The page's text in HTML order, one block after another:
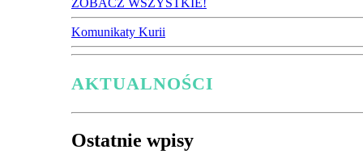
ZOBACZ WSZYSTKIE!
Komunikaty Kurii
AKTUALNOŚCI
Ostatnie wpisy